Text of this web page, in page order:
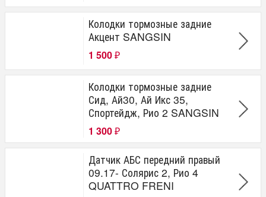
Колодки тормозные задние
Акцент SANGSIN
1 500 ₽
Колодки тормозные задние
Сид, Ай30, Ай Икс 35,
Спортейдж, Рио 2 SANGSIN
1 300 ₽
Датчик АБС передний правый
09.17- Солярис 2, Рио 4
QUATTRO FRENI